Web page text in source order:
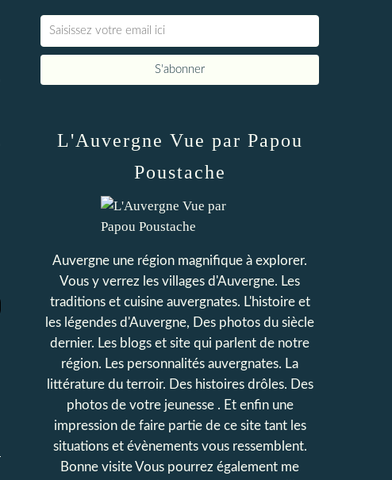
L'Auvergne Vue par Papou
Poustache
Auvergne une région magnifique à explorer.
Vous y verrez les villages d'Auvergne. Les
traditions et cuisine auvergnates. L'histoire et
les légendes d'Auvergne, Des photos du siècle
dernier. Les blogs et site qui parlent de notre
région. Les personnalités auvergnates. La
littérature du terroir. Des histoires drôles. Des
photos de votre jeunesse . Et enfin une
impression de faire partie de ce site tant les
situations et évènements vous ressemblent.
Bonne visite Vous pourrez également me